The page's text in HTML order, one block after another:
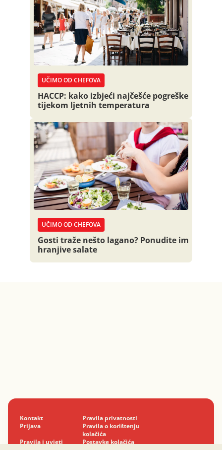
UČIMO OD CHEFOVA
HACCP: kako izbjeći najčešće pogreške
tijekom ljetnih temperatura
UČIMO OD CHEFOVA
Gosti traže nešto lagano? Ponudite im
hranjive salate
Kontakt
Pravila privatnosti
Prijava
Pravila o korištenju
kolačića
Pravila i uvjeti
Postavke kolačića